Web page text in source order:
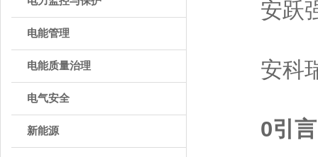
电能管理
电能质量治理
电气安全
新能源
安跃
安科瑞
0引言